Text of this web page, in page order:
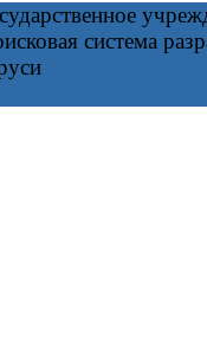
система